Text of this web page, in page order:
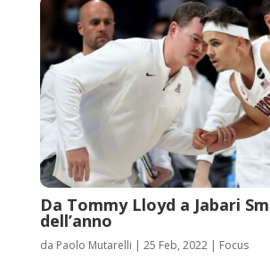
Da Tommy Lloyd a Jabari
dell’anno
da Paolo Mutarelli | 25 Feb, 2022| Focus